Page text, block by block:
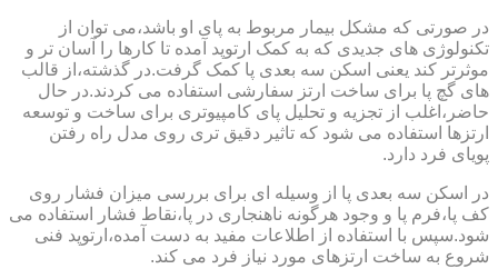
در صورتی که مشکل بیمار مربوط به پای او باشد،می توان از
تکنولوژی های جدیدی که به کمک ارتوپد آمده تا کارها را آسان تر و
موثرتر کند یعنی اسکن سه بعدی پا کمک گرفت.در گذشته،از قالب
های گچ پا برای ساخت ارتز سفارشی استفاده می کردند.در حال
حاضر،اغلب از تجزیه و تحلیل پای کامپیوتری برای ساخت و توسعه
ارتزها استفاده می شود که تاثیر دقیق تری روی مدل راه رفتن
پویای فرد دارد.
در اسکن سه بعدی پا از وسیله ای برای بررسی میزان فشار روی
کف پا،فرم پا و وجود هرگونه ناهنجاری در پا،نقاط فشار استفاده می
شود.سپس با استفاده از اطلاعات مفید به دست آمده،ارتوپد فنی
شروع به ساخت ارتزهای مورد نیاز فرد می کند.